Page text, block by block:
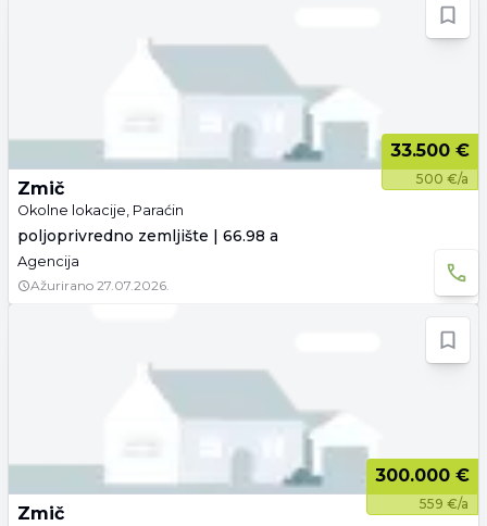
33.500 €
500 €/a
Zmič
Okolne lokacije, Paraćin
poljoprivredno zemljište | 66.98 a
Agencija
Ažurirano 27.07.2026.
300.000 €
559 €/a
Zmič